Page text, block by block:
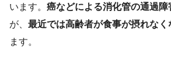
います。 癌などによる消化管の通過
が、 最近では高齢者が食事が摂れなく
ます。